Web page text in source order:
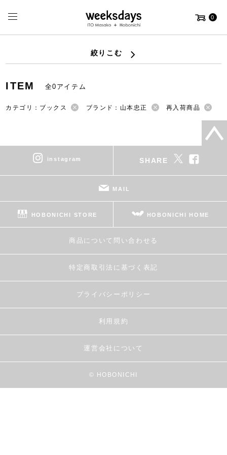
0
絞りこむ
ITEM 全0アイテム
カテゴリ：ブックス ブランド：山本忠正 再入荷商品
instagram SHARE
MAIL
HOBONICHI STORE HOBONICHI HOME
商品について問い合わせる
特定商取引法に基づく表記
プライバシーポリシー
利用規約
運営会社について
© HOBONICHI